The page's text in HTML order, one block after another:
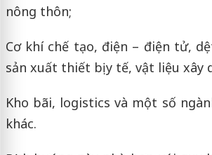
nông thôn;
Cơ khí chế tạo, điện – điện tử,
sản xuất thiết bị y tế, vật liệu xây
Kho bãi, logistics và một số
khác.